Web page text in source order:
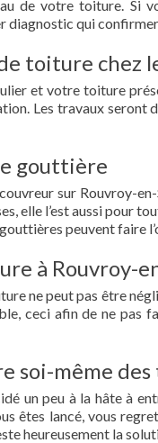
de votre toiture. Si
diagnostic qui
toiture chez
et votre toiture
Les travaux
gouttière
sur Rouvroy-
elle l’est aussi pour
peuvent faire
à Rouvroy-
ne peut pas être
ceci afin de ne pas
soi-même
un peu à la hâte à
êtes lancé, vous
heureusement la